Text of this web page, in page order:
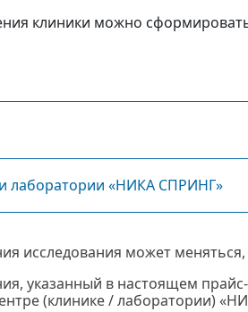
клиники можно
лаборатории «НИКА СПРИНГ»
исследования может
указанный в настоящем
(клинике / лаборатории)